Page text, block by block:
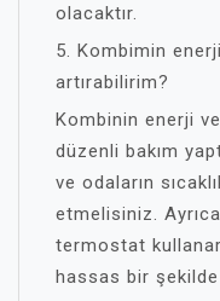
olacaktır.
5. Kombimin
artırabilirim?
Kombinin enerji
düzenli bakım
ve odaların
etmelisiniz.
termostat
hassas bir